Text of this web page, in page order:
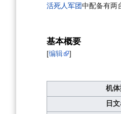
活死人军团中配备有两
基本概要
[编辑 ]
机
日